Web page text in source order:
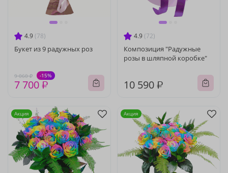
4.9 (78)
Букет из 9 радужных роз
9 060 ₽ -15%
7 700 ₽
4.9 (72)
Композиция "Радужные
розы в шляпной коробке"
10 590 ₽
Акция Акция